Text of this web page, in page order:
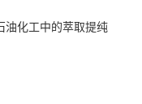
油化工中的萃取提纯